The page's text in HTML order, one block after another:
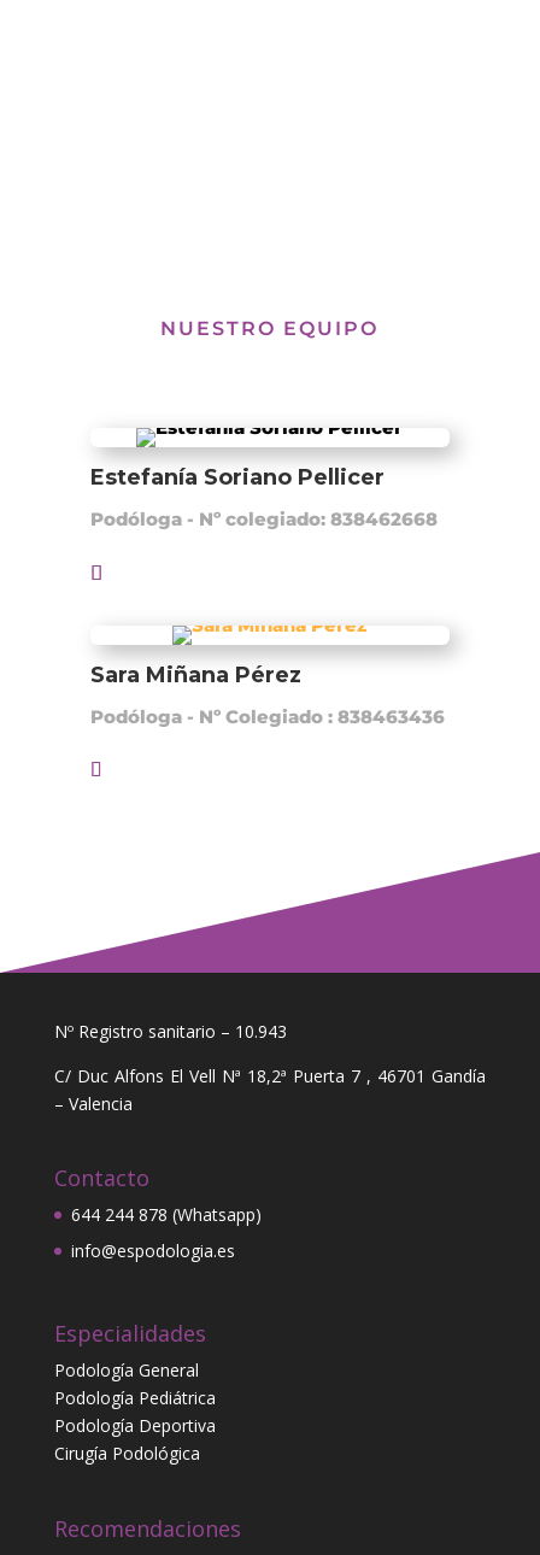
NUESTRO EQUIPO
Estefanía Soriano Pellicer
Podóloga - Nº colegiado: 838462668
Sara Miñana Pérez
Podóloga - Nº Colegiado : 838463436
Nº Registro sanitario – 10.943
C/ Duc Alfons El Vell Nª 18,2ª Puerta 7 , 46701 Gandía
– Valencia
Contacto
644 244 878 (Whatsapp)
info@espodologia.es
Especialidades
Podología General
Podología Pediátrica
Podología Deportiva
Cirugía Podológica
Recomendaciones